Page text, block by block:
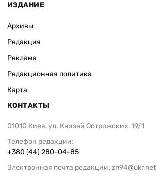
ИЗДАНИЕ
Архивы
Редакция
Реклама
Редакционная политика
Карта
КОНТАКТЫ
01010 Киев, ул. Князей Острожских, 19/1
Телефон редакции:
+380 (44) 280-04-85
Электронная почта редакции: zn94@ukr.net